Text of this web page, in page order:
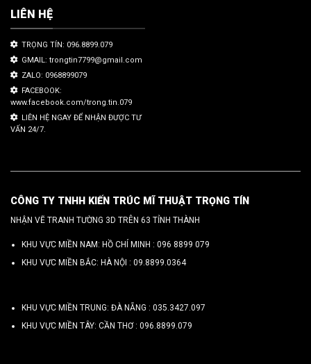
LIÊN HỆ
TRỌNG TÍN: 096.8899.079
GMAIL: trongtin7799@gmail.com
ZALO: 0968899079
FACEBOOK:
www.facebook.com/trong.tin.079
LIÊN HỆ NGAY ĐỂ NHẬN ĐƯỢC TƯ
VẤN 24/7.
CÔNG TY TNHH KIẾN TRÚC MĨ THUẬT TRỌNG TÍN
NHẬN VẼ TRANH TƯỜNG 3D TRÊN 63 TỈNH THÀNH
KHU VỰC MIỀN NAM: HỒ CHÍ MINH : 096 8899 079
KHU VỰC MIỀN BẮC: HÀ NỘI : 09.8899.0364
KHU VỰC MIỀN TRUNG: ĐÀ NẴNG : 035.3427.097
KHU VỰC MIỀN TÂY: CẦN THƠ : 096.8899.079